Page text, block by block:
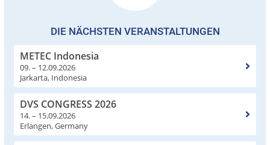
DIE NÄCHSTEN VERANSTALTUNGEN
METEC Indonesia
09. – 12.09.2026
Jarkarta, Indonesia
DVS CONGRESS 2026
14. – 15.09.2026
Erlangen, Germany